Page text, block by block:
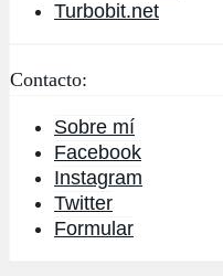
Turbobit.net
Contacto:
Sobre mí
Facebook
Instagram
Twitter
Formular